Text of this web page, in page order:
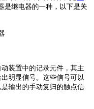
是继电器的一种，以下是关
装置中的记录元件，其主
明显信号。这些信号可以
输出的手动复归的触点信